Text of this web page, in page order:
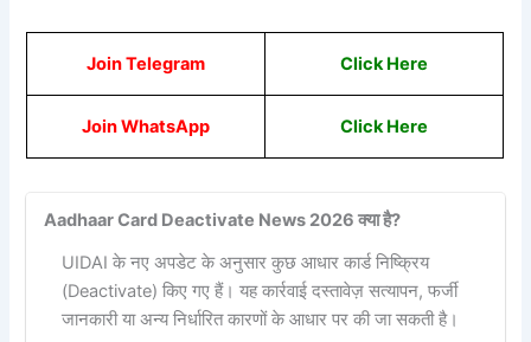
Join Telegram Click Here
Join WhatsApp Click Here
Aadhaar Card Deactivate News 2026 क्या है?
UIDAI के नए अपडेट के अनुसार कुछ आधार कार्ड निष्क्रिय
(Deactivate) किए गए हैं। यह कार्रवाई दस्तावेज़ सत्यापन, फर्जी
जानकारी या अन्य निर्धारित कारणों के आधार पर की जा सकती है।